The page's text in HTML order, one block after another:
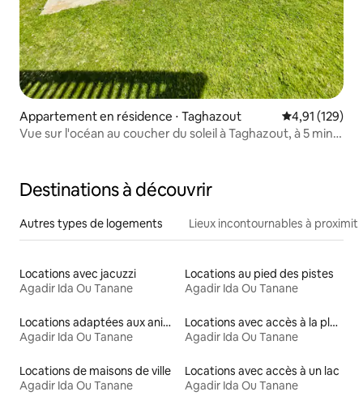
Appartement en résidence ⋅ Taghazout Évaluation
4,91 (129)
Vue sur l'océan au coucher du soleil à Taghazout, à 5 min à
Destinations à découvrir
Autres types de logements Lieux incontournables à
Locations avec jacuzzi
Agadir Ida Ou Tanane
Locations au pied des pistes
Agadir Ida Ou Tanane
Locations adaptées aux animaux
Agadir Ida Ou Tanane
Locations avec accès à la plage
Agadir Ida Ou Tanane
Locations de maisons de ville
Agadir Ida Ou Tanane
Locations avec accès à un lac
Agadir Ida Ou Tanane